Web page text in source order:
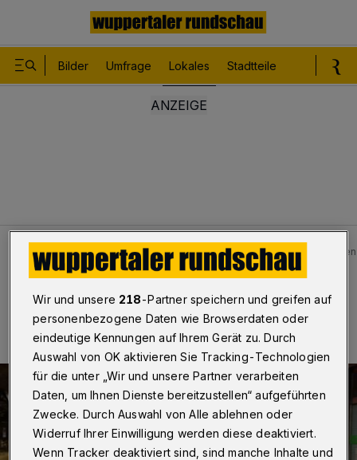
Bilder Umfrage Lokales Stadtteile
Lokales Bilder: Vorfall in der City von Wuppertal-Barmen
Bilderstrecke
Vorfall in der Barmer City
Wir und unsere 218-Partner speichern und greifen auf
personenbezogene Daten wie Browserdaten oder
eindeutige Kennungen auf Ihrem Gerät zu. Durch
Auswahl von OK aktivieren Sie Tracking-Technologien
für die unter „Wir und unsere Partner verarbeiten
Daten, um Ihnen Dienste bereitzustellen“ aufgeführten
Zwecke. Durch Auswahl von Alle ablehnen oder
Widerruf Ihrer Einwilligung werden diese deaktiviert.
Wenn Tracker deaktiviert sind, sind manche Inhalte und